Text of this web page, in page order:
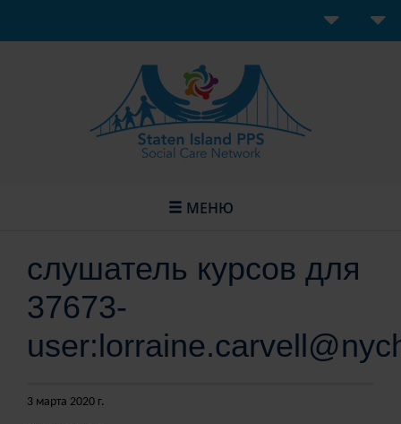
МЕНЮ
слушатель курсов для
37673-
3 марта 2020 г.